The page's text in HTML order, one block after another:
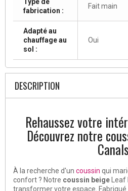
fabrication :
Fait main
Adapté au
chauffage au
sol :
Oui
DESCRIPTION
Rehaussez votre
Découvrez notre
Canals
À la recherche d'un coussin qui
confort ? Notre coussin beige
transformer votre espace. Fabriqué